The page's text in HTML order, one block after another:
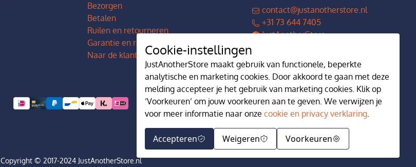
Bezorgen
Betalen
Ruilen en retourneren
Garantie en reparatie
Naar de klantenservice
contact@justanotherstore.nl
+31 73 644 7405
JustAnotherStore
Copyright © 2017-2024 JustAnotherStore.nl
Cookie-instellingen
JustAnotherStore maakt gebruik van functionele, beperkte
analytische en marketing cookies. Door akkoord te gaan met deze
melding accepteer je het gebruik van marketing cookies. Klik op
‘Voorkeuren’ om jouw voorkeuren aan te geven. We verwijzen je
voor meer informatie naar onze cookie en privacy verklaring.
Accepteren Weigeren Voorkeuren